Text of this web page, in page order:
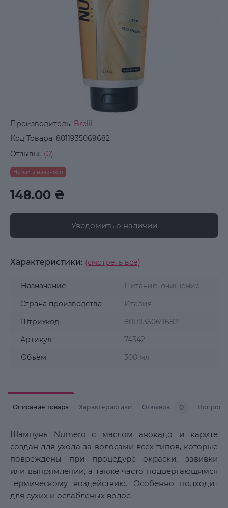
Производитель: Brelil
Код Товара: 8011935069682
Отзывы: (0)
Немає в наявності
148.00 ₴
Уведомить о наличии
Характеристики: (смотреть все)
Назначение
Питание, очищение
Страна производства
Италия
Штрихкод
8011935069682
Артикул
74342
Объём
300 мл
Описание товара Характеристики Отзывов 0 Вопросы
Шампунь Numero с маслом авокадо и карите
создан для ухода за волосами всех типов, которые
повреждены при процедуре окраски, завивки
или выпрямлении, а также часто подвергающимся
термическому воздействию. Особенно подходит
для сухих и ослабленых волос.